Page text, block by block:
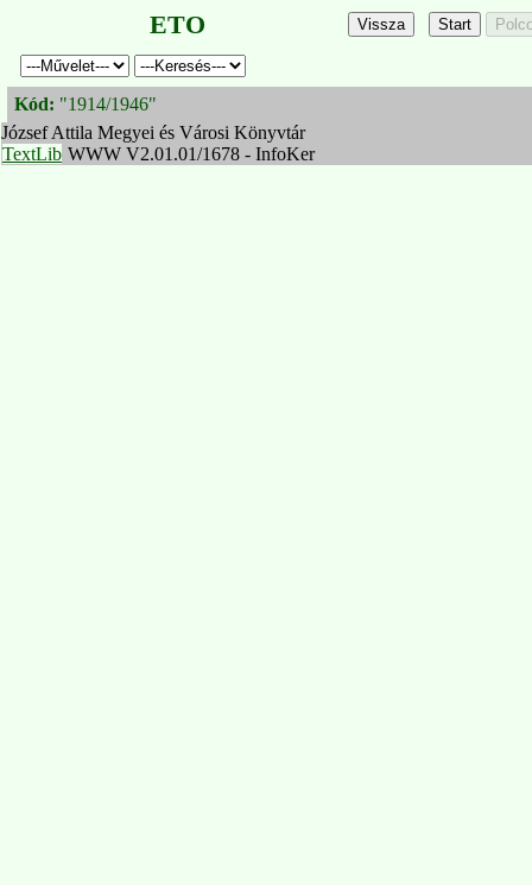
ETO
Kód: "1914/1946"
József Attila Megyei és Városi Könyvtár
TextLib WWW V2.01.01/1678 - InfoKer